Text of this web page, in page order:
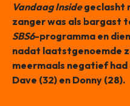
Vandaag Insidegeclasht
zanger was als bargast
SBS6-programma en
nadat laatstgenoemde
meermaals negatief
Dave (32) en Donny (28).